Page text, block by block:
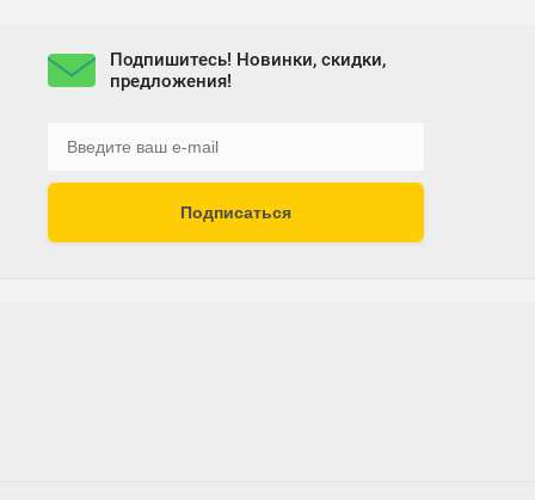
Подпишитесь! Новинки, скидки,
предложения!
Подписаться